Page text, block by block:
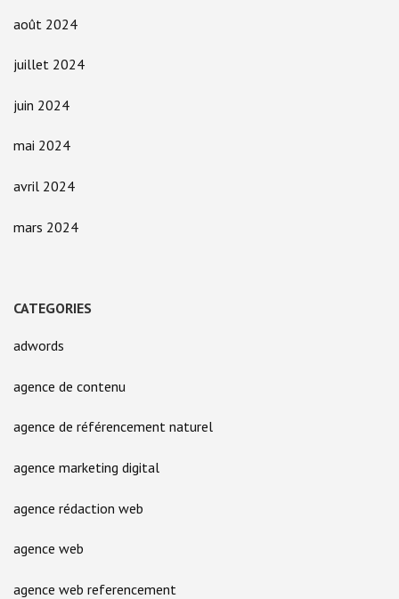
août 2024
juillet 2024
juin 2024
mai 2024
avril 2024
mars 2024
CATEGORIES
adwords
agence de contenu
agence de référencement naturel
agence marketing digital
agence rédaction web
agence web
agence web referencement